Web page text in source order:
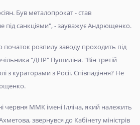
Був металопрокат - став
під санкціями", - зауважує Андрющенко.
початок розпилу заводу проходить під
"ДНР" Пушиліна. "Він третій
з кураторами з Росіі. Співпадіння? Не
червня ММК імені Ілліча, який належить
звернувся до Кабінету міністрів